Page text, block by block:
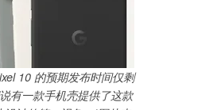
10 的预期发布时间仅剩
有一款手机壳提供了这款